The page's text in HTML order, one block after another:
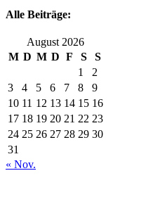
Alle Beiträge:
August 2026
M D M D F S
S
1
2
3
4 5 6 7 8
9
10 11 12 13 14 15 16
17 18 19 20 21 22 23
24 25 26 27 28 29 30
31
« Nov.